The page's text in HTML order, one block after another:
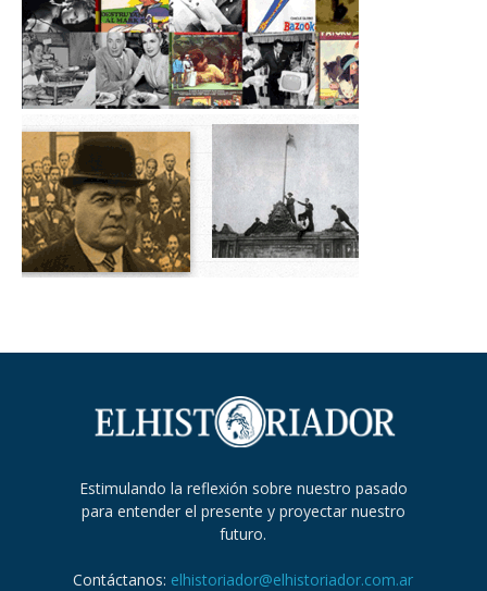
Estimulando la reflexión sobre nuestro pasado
para entender el presente y proyectar nuestro
futuro.
Contáctanos: elhistoriador@elhistoriador.com.ar